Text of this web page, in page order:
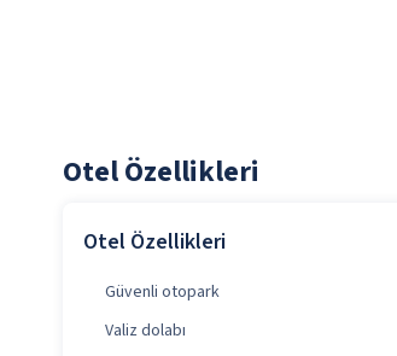
Otel Özellikleri
Otel Özellikleri
Güvenli otopark
Valiz dolabı